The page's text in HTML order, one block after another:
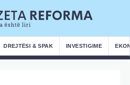
DREJTËSI & SPAK INVESTIGIME